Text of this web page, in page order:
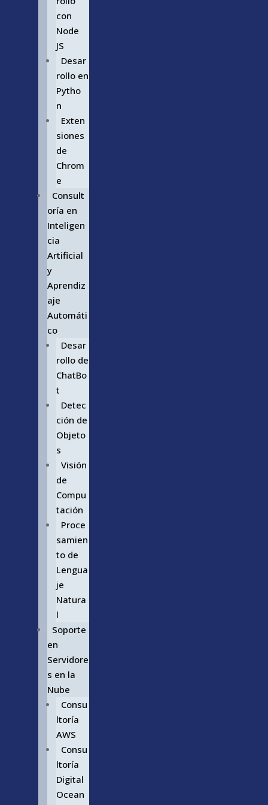
con
Node
JS
Desar
rollo en
Pytho
n
Exten
siones
de
Chrom
e
Consult
oría en
Inteligen
cia
Artificial
y
Aprendiz
aje
Automáti
co
Desar
rollo de
ChatBo
t
Detec
ción de
Objeto
s
Visión
de
Compu
tación
Proce
samien
to de
Lengua
je
Natura
l
Soporte
en
Servidore
s en la
Nube
Consu
ltoría
AWS
Consu
ltoría
Digital
Ocean